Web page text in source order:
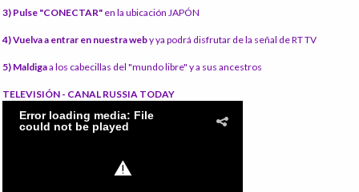
3) Pulse "CONECTAR" en la ubicación JAPÓN
4) Vuelva a entrar en nuestra weby ya podrá disfrutar de la señal de RT TV
5) Maldigaa los cabecillas del "mundo libre" y a sus ancestros
TELEVISIÓN - CANAL RUSSIA TODAY